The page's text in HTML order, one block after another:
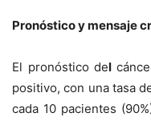
Pronóstico y mensaje
El pronóstico del
positivo, con una tasa
cada 10 pacientes